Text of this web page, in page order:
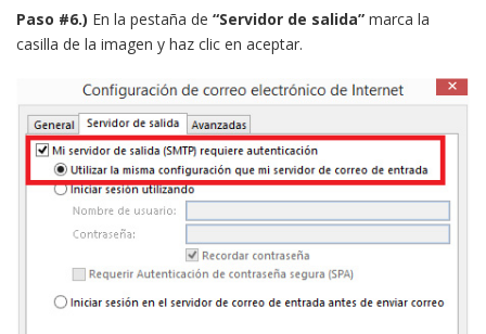
Paso #6.) En la pestaña de “Servidor de salida” marca la
casilla de la imagen y haz clic en aceptar.